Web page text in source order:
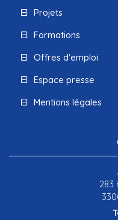
Projets
Formations
Offres d'emploi
Espace presse
Mentions légales
283